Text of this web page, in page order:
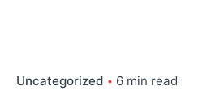
Uncategorized 6 min read